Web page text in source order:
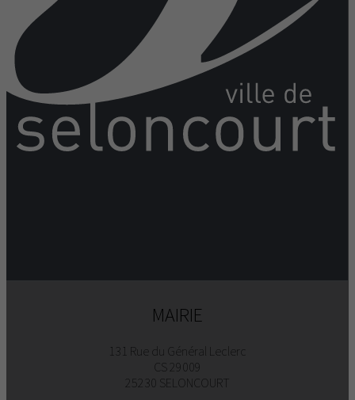
MAIRIE
131 Rue du Général Leclerc
CS 29009
25230 SELONCOURT